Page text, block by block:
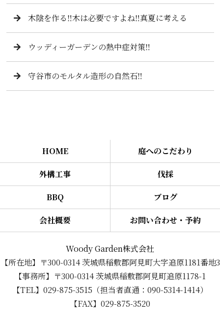
木陰を作る‼️木は必要ですよね‼️真夏に考える
ウッディーガーデンの熱中症対策‼️
守谷市のモルタル造形の自然石‼️
HOME 庭へのこだわり
外構工事 伐採
BBQ ブログ
会社概要 お問い合わせ・予約
Woody Garden株式会社
【所在地】〒300-0314 茨城県稲敷郡阿見町大字追原1181番地3
【事務所】〒300-0314 茨城県稲敷郡阿見町追原1178-1
【TEL】029-875-3515（担当者直通：090-5314-1414）
【FAX】029-875-3520